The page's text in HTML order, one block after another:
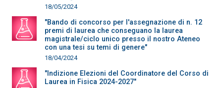
18/05/2024
"Bando di concorso per l'assegnazione di n. 12
premi di laurea che conseguano la laurea
magistrale/ciclo unico presso il nostro Ateneo
con una tesi su temi di genere"
18/04/2024
"Indizione Elezioni del Coordinatore del Corso di
Laurea in Fisica 2024-2027"